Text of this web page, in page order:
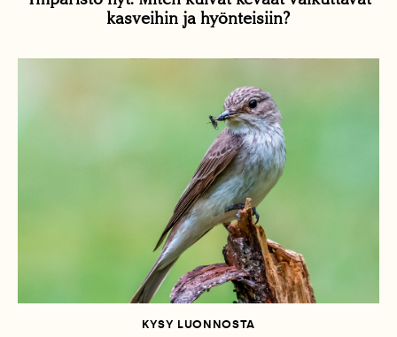
kasveihin ja hyönteisiin?
KYSY LUONNOSTA